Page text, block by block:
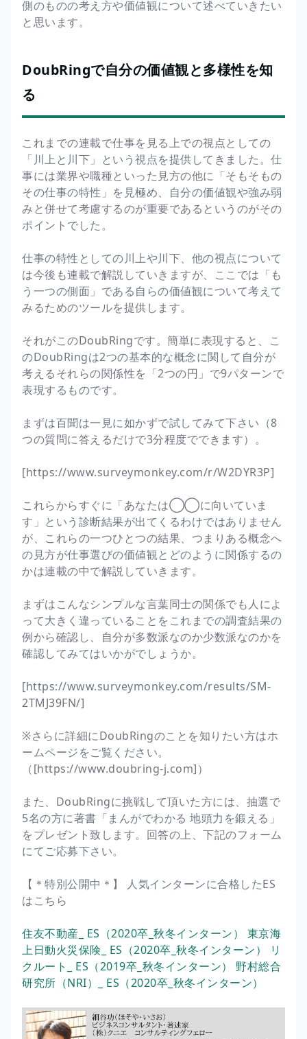
側のものの考え方や価値観について述べていきたい
と思います。
DoubRingで自分の価値観と多様性を知
る
これまでの連載で仕事を見る上での視点としての
「川上と川下」という視点を提供してきました。仕
事には業界や職種といった見方の他に「そもそもの
その仕事の特性」を見極め、自分の価値観や強み弱
みと併せて考慮するのが重要であるというのがその
ポイントでした。
仕事の特性としての川上や川下、他の視点について
は今後も連載で解説していきますが、ここでは「も
う一つの側面」である自らの価値観について考えて
みるためのツールを提供します。
それがこのDoubRingです。簡単に表現すると、こ
のDoubRingは2つの基本的な概念に関して自分が
考えるそれらの関係性を「2つの円」で9パターンで
表現するものです。
まずは百聞は一見に如かずで試してみて下さい（8
つの質問に答えるだけで3分程度でできます）。
[https://www.surveymonkey.com/r/W2DYR3P]
これらからすぐに「あなたは◯◯に向いていま
す」という診断結果が出てくるわけではありません
が、これらの一つひとつの結果、つまりある概念へ
の見方が仕事選びの価値観とどのように関係するの
かは連載の中で解説していきます。
まずはこんなシンプルな言葉同士の関係でも人によ
って大きく違っていることをこれまでの調査結果の
例から確認し、自分が多数派なのか少数派なのかを
確認してみてはいかがでしょうか。
[https://www.surveymonkey.com/results/SM-
2TMJ39FN/]
※さらに詳細にDoubRingのことを知りたい方はホ
ームページをご覧ください。
（[https://www.doubring-j.com]）
また、DoubRingに挑戦して頂いた方には、抽選で
5名の方に著書「まんがでわかる 地頭力を鍛える」
をプレゼント致します。回答の上、下記のフォーム
にてご応募下さい。
【＊特別公開中＊】 人気インターンに合格したES
はこちら
住友不動産_ ES（2020卒_秋冬インターン） 東京海
上日動火災保険_ ES（2020卒_秋冬インターン）
リ
クルート_ ES（2019卒_秋冬インターン） 野村総合
研究所（NRI）_ ES（2020卒_秋冬インターン）